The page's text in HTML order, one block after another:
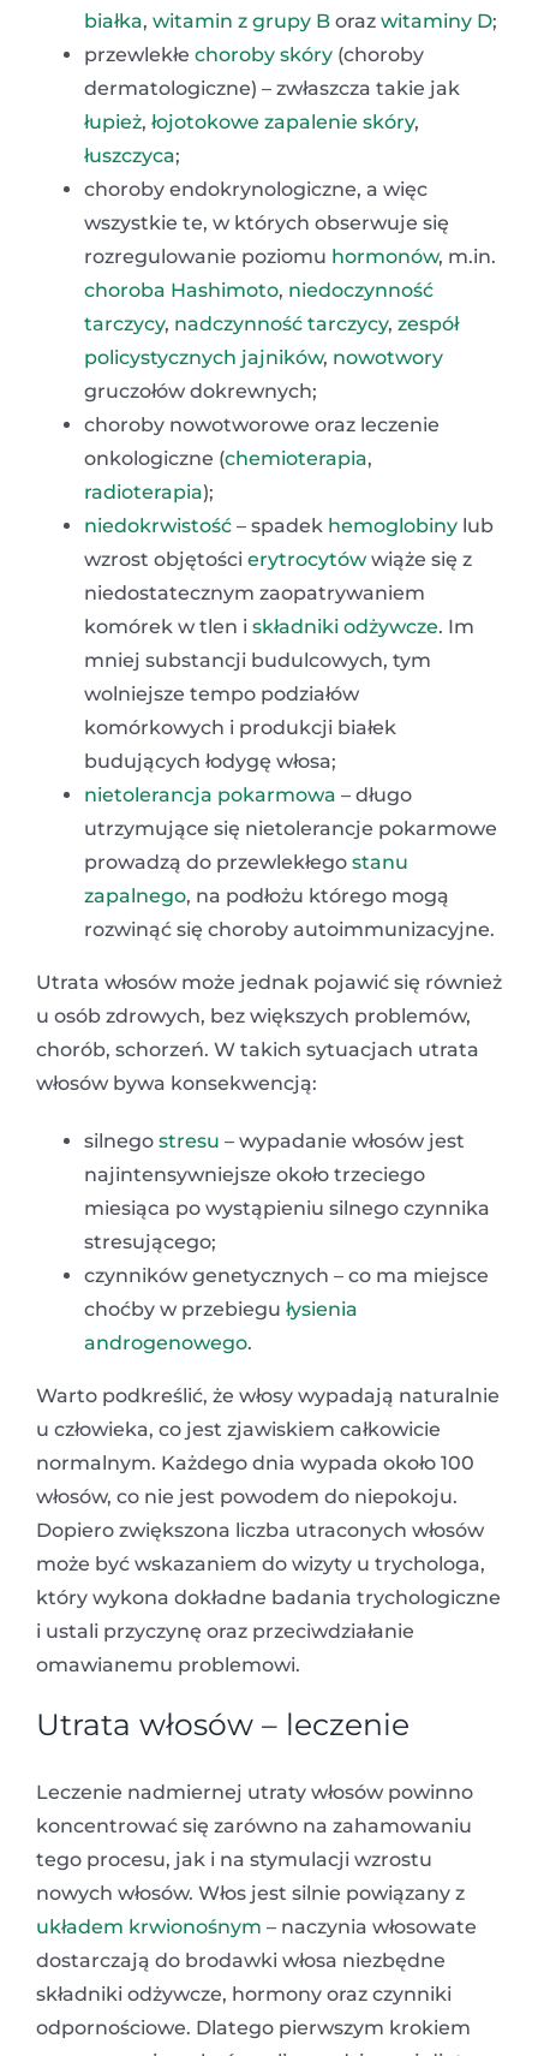
białka, witamin z grupy B oraz witaminy D;
przewlekłe choroby skóry (choroby
dermatologiczne) – zwłaszcza takie jak
łupież, łojotokowe zapalenie skóry,
łuszczyca;
choroby endokrynologiczne, a więc
wszystkie te, w których obserwuje się
rozregulowanie poziomu hormonów, m.in.
choroba Hashimoto, niedoczynność
tarczycy, nadczynność tarczycy, zespół
policystycznych jajników, nowotwory
gruczołów dokrewnych;
choroby nowotworowe oraz leczenie
onkologiczne (chemioterapia,
radioterapia);
niedokrwistość – spadek hemoglobiny lub
wzrost objętości erytrocytów wiąże się z
niedostatecznym zaopatrywaniem
komórek w tlen i składniki odżywcze. Im
mniej substancji budulcowych, tym
wolniejsze tempo podziałów
komórkowych i produkcji białek
budujących łodygę włosa;
nietolerancja pokarmowa – długo
utrzymujące się nietolerancje pokarmowe
prowadzą do przewlekłego stanu
zapalnego, na podłożu którego mogą
rozwinąć się choroby autoimmunizacyjne.
Utrata włosów może jednak pojawić się również
u osób zdrowych, bez większych problemów,
chorób, schorzeń. W takich sytuacjach utrata
włosów bywa konsekwencją:
silnego stresu – wypadanie włosów jest
najintensywniejsze około trzeciego
miesiąca po wystąpieniu silnego czynnika
stresującego;
czynników genetycznych – co ma miejsce
choćby w przebiegu łysienia
androgenowego.
Warto podkreślić, że włosy wypadają naturalnie
u człowieka, co jest zjawiskiem całkowicie
normalnym. Każdego dnia wypada około 100
włosów, co nie jest powodem do niepokoju.
Dopiero zwiększona liczba utraconych włosów
może być wskazaniem do wizyty u trychologa,
który wykona dokładne badania trychologiczne
i ustali przyczynę oraz przeciwdziałanie
omawianemu problemowi.
Utrata włosów – leczenie
Leczenie nadmiernej utraty włosów powinno
koncentrować się zarówno na zahamowaniu
tego procesu, jak i na stymulacji wzrostu
nowych włosów. Włos jest silnie powiązany z
układem krwionośnym – naczynia włosowate
dostarczają do brodawki włosa niezbędne
składniki odżywcze, hormony oraz czynniki
odpornościowe. Dlatego pierwszym krokiem